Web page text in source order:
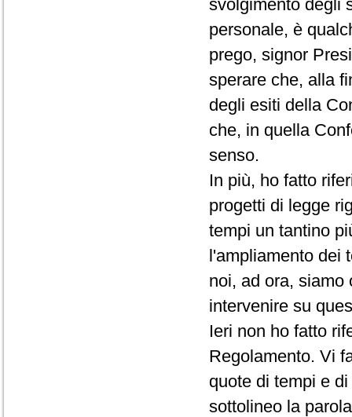
svolgimento degli
personale, è
prego, signor
sperare che, alla
degli esiti della
che, in quella
senso.
In più, ho fatto
progetti di legge
tempi un tantino
l'ampliamento dei
noi, ad ora, siamo
intervenire su
Ieri non ho fatto
Regolamento. Vi
quote di tempi e
sottolineo la